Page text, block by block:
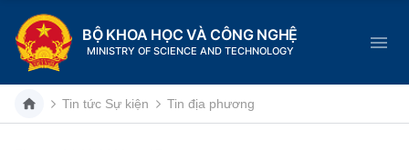
BỘ KHOA HỌC VÀ CÔNG NGHỆ
MINISTRY OF SCIENCE AND TECHNOLOGY
Tin tức Sự kiện Tin địa phương